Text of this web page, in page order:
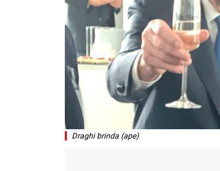
Draghi brinda (ape)